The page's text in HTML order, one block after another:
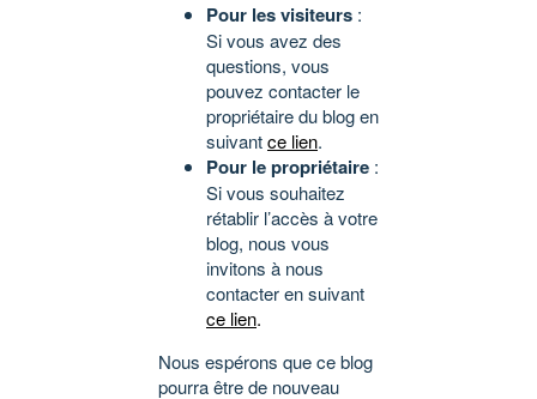
Pour les visiteurs :
Si vous avez des
questions, vous
pouvez contacter le
propriétaire du blog en
suivantce lien.
Pour le propriétaire :
Si vous souhaitez
rétablir l’accès à votre
blog, nous vous
invitons à nous
contacter en suivant
ce lien.
Nous espérons que ce blog
pourra être de nouveau